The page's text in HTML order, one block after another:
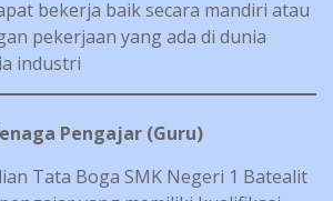
bekerja baik secara mandiri atau
pekerjaan yang ada di dunia
industri
Pengajar (Guru)
Tata Boga SMK Negeri 1 Batealit